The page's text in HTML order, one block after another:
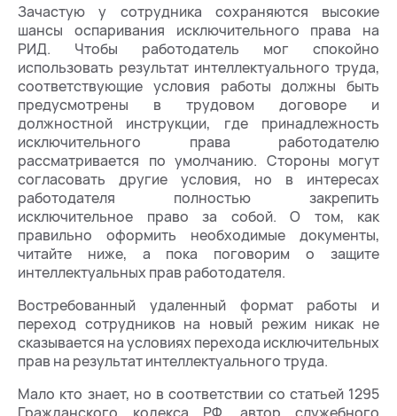
Зачастую у сотрудника сохраняются высокие
шансы оспаривания исключительного права на
РИД. Чтобы работодатель мог спокойно
использовать результат интеллектуального труда,
соответствующие условия работы должны быть
предусмотрены в трудовом договоре и
должностной инструкции, где принадлежность
исключительного права работодателю
рассматривается по умолчанию. Стороны могут
согласовать другие условия, но в интересах
работодателя полностью закрепить
исключительное право за собой. О том, как
правильно оформить необходимые документы,
читайте ниже, а пока поговорим о защите
интеллектуальных прав работодателя.
Востребованный удаленный формат работы и
переход сотрудников на новый режим никак не
сказывается на условиях перехода исключительных
прав на результат интеллектуального труда.
Мало кто знает, но в соответствии со статьей 1295
Гражданского кодекса РФ, автор служебного